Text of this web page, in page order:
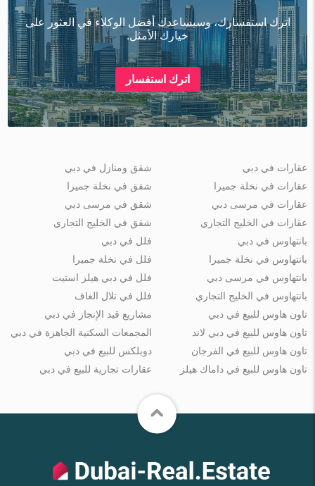
اترك استفسارك، وسيساعدك أفضل الوكلاء في العثور على
خيارك الأمثل.
اترك استفسار
عقارات في دبي
عقارات في نخلة جميرا
عقارات في مرسى دبي
عقارات في الخليج التجاري
شقق ومنازل في دبي
شقق في نخلة جميرا
شقق في مرسى دبي
شقق في الخليج التجاري
بانتهاوس في دبي
بانتهاوس في نخلة جميرا
بانتهاوس في مرسى دبي
بانتهاوس في الخليج التجاري
فلل في دبي
فلل في نخلة جميرا
فلل في دبي هيلز استيت
فلل في تلال الغاف
تاون هاوس للبيع في دبي
تاون هاوس للبيع في دبي لاند
تاون هاوس للبيع في الفرجان
تاون هاوس للبيع في داماك هيلز
مشاريع قيد الإنجاز في دبي
المجمعات السكنية الجاهزة في دبي
دوبلكس للبيع في دبي
عقارات تجارية للبيع في دبي